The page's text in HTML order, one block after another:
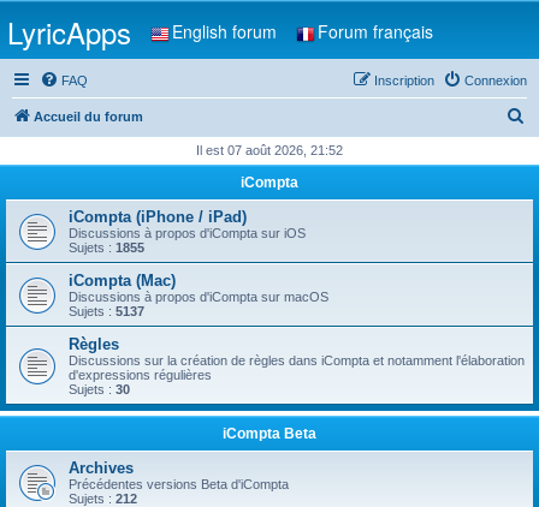
LyricApps English forum Forum français
FAQ Connexion
Inscription
Accueil du forum
h
r
Il est 07 août 2026, 21:52
iCompta
iCompta (iPhone / iPad)
Discussions à propos d'iCompta sur iOS
Sujets : 1855
iCompta (Mac)
Discussions à propos d'iCompta sur macOS
Sujets : 5137
Règles
Discussions sur la création de règles dans iCompta et notamment l'élaboration
d'expressions régulières
Sujets : 30
iCompta Beta
Archives
Précédentes versions Beta d'iCompta
Sujets : 212